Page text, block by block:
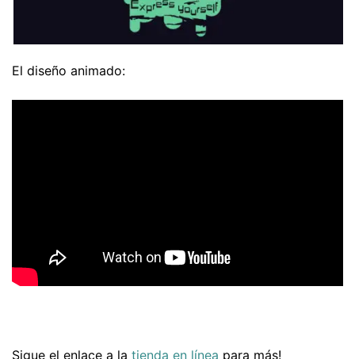
El diseño animado:
Sigue el enlace a la tienda en línea para más!